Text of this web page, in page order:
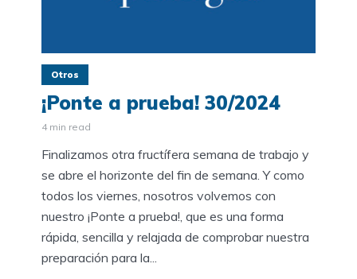
Otros
¡Ponte a prueba! 30/2024
4 min read
Finalizamos otra fructífera semana de trabajo y
se abre el horizonte del fin de semana. Y como
todos los viernes, nosotros volvemos con
nuestro ¡Ponte a prueba!, que es una forma
rápida, sencilla y relajada de comprobar nuestra
preparación para la...